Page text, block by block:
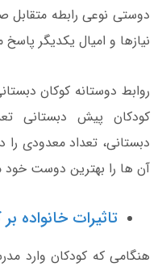
دوستی نوعی رابطه متقابل
نیازها و امیال یکدیگر
روابط دوستانه کوکان
کودکان پیش دبستانی
دبستانی، تعداد معدودی
آن ها را بهترین دوست خود
تاثیرات خانواده بر کودک 6
هنگامی که کودکان وارد